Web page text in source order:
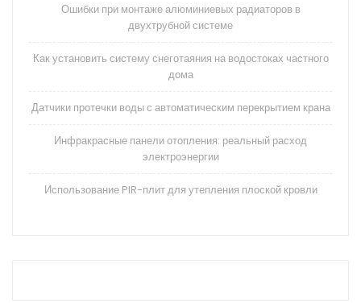
Ошибки при монтаже алюминиевых радиаторов в
двухтрубной системе
Как установить систему снеготаяния на водостоках частного
дома
Датчики протечки воды с автоматическим перекрытием крана
Инфракрасные панели отопления: реальный расход
электроэнергии
Использование PIR-плит для утепления плоской кровли